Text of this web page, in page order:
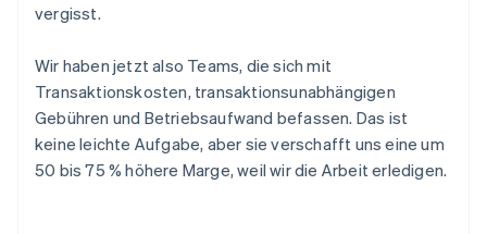
vergisst.
Wir haben jetzt also Teams, die sich mit
Transaktionskosten, transaktionsunabhängigen
Gebühren und Betriebsaufwand befassen. Das ist
keine leichte Aufgabe, aber sie verschafft uns eine um
50 bis 75 % höhere Marge, weil wir die Arbeit erledigen.